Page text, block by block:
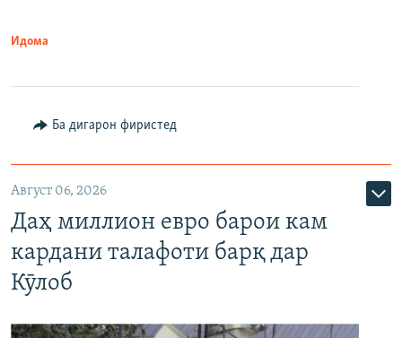
Идома
Ба дигарон фиристед
Август 06, 2026
Даҳ миллион евро барои кам
кардани талафоти барқ дар
Кӯлоб